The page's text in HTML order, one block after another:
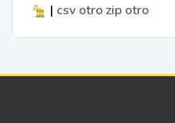
| csv otro zip otro